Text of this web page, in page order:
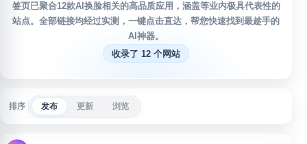
签页已聚合12款AI换脸相关的高品质应用，涵盖等业内极具代表性的
站点。全部链接均经过实测，一键点击直达，帮您快速找到最趁手的
AI神器。
收录了 12 个网站
排序 发布 更新 浏览